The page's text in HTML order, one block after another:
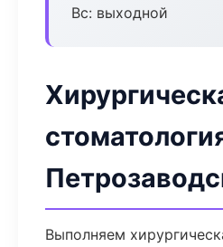
Вс: выходной
Выполняем